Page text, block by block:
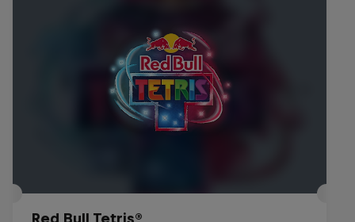
Red Bull Tetris®